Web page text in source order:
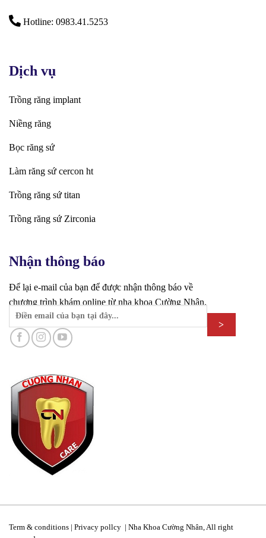
Hotline: 0983.41.5253
Dịch vụ
Trồng răng implant
Niềng răng
Bọc răng sứ
Làm răng sứ cercon ht
Trồng răng sứ titan
Trồng răng sứ Zirconia
Nhận thông báo
Để lại e-mail của bạn để được nhận thông báo về
chương trình khám online từ nha khoa Cường Nhân.
Term & conditions | Privacy pollcy | Nha Khoa Cường Nhân, All right